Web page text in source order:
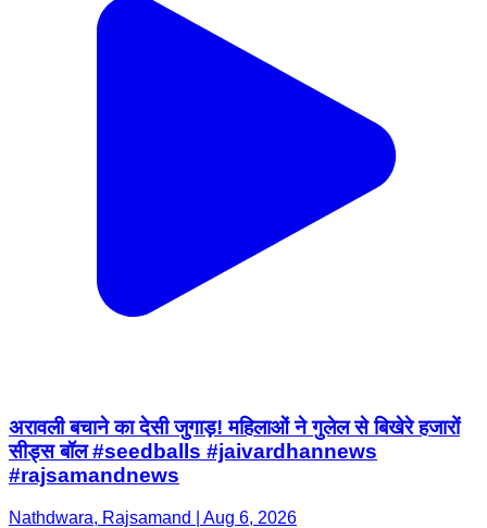
अरावली बचाने का देसी जुगाड़! महिलाओं ने गुलेल से बिखेरे हजारों
सीड्स बॉल #seedballs #jaivardhannews
#rajsamandnews
Nathdwara, Rajsamand | Aug 6, 2026